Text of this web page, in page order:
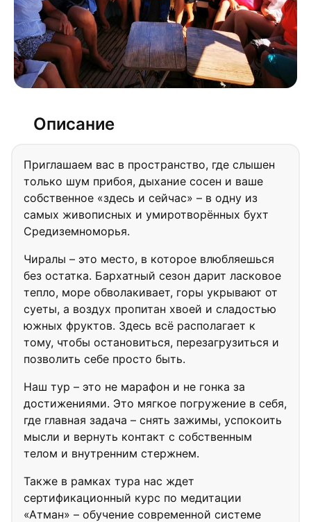
Описание
Приглашаем вас в пространство, где слышен
только шум прибоя, дыхание сосен и ваше
собственное «здесь и сейчас» – в одну из
самых живописных и умиротворённых бухт
Средиземноморья.
Чиралы – это место, в которое влюбляешься
без остатка. Бархатный сезон дарит ласковое
тепло, море обволакивает, горы укрывают от
суеты, а воздух пропитан хвоей и сладостью
южных фруктов. Здесь всё располагает к
тому, чтобы остановиться, перезагрузиться и
позволить себе просто быть.
Наш тур – это не марафон и не гонка за
достижениями. Это мягкое погружение в себя,
где главная задача – снять зажимы, успокоить
мысли и вернуть контакт с собственным
телом и внутренним стержнем.
Также в рамках тура нас ждет
сертификационный курс по медитации
«Атман» – обучение современной системе